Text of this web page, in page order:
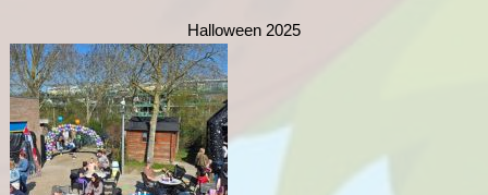
Halloween 2025